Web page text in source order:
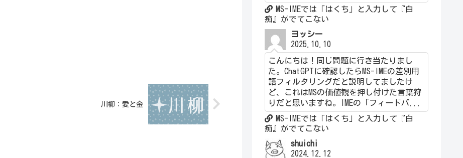
川柳：愛と金
MS-IMEでは「はくち」と入力して『白
痴』がでてこない
ヨッシー
2025.10.10
こんにちは！同じ問題に行き当たりまし
た。ChatGPTに確認したらMS-IMEの差別用
語フィルタリングだと説明してましたけ
ど、これはMSの価値観を押し付けた言葉狩
りだと思いますね。IMEの「フィードバ...
MS-IMEでは「はくち」と入力して『白
痴』がでてこない
shuichi
2024.12.12